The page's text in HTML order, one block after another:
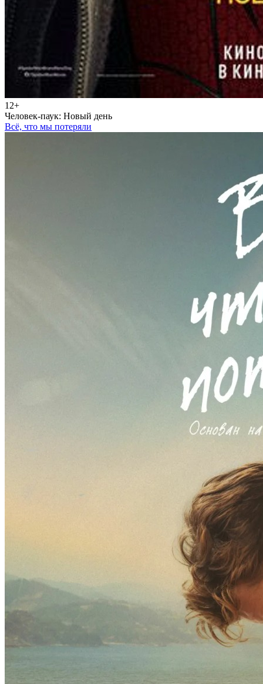
12+
Человек-паук: Новый день
Всё, что мы потеряли